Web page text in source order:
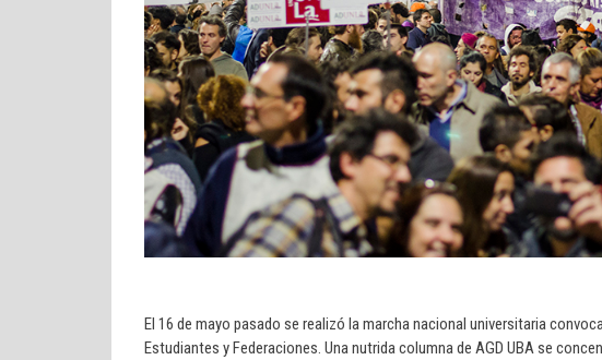
El 16 de mayo pasado se realizó la marcha nacional universitaria
Estudiantes y Federaciones. Una nutrida columna de AGD UBA se